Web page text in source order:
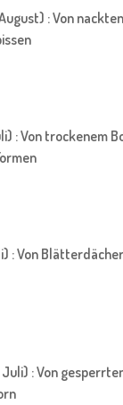
: Von
: Von trockenem
: Von
: Von